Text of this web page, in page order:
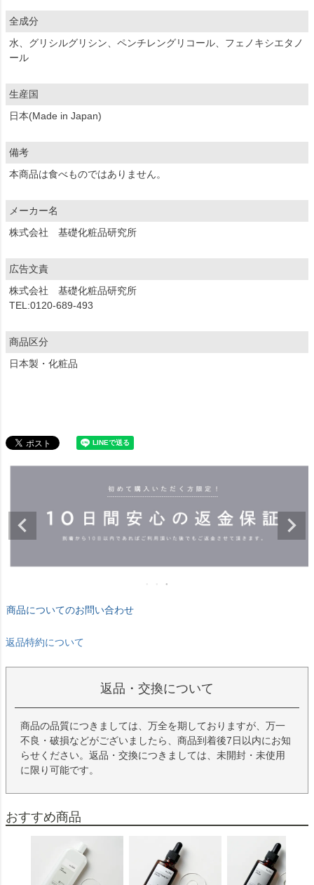
全成分
水、グリシルグリシン、ペンチレングリコール、フェノキシエタノ
ール
生産国
日本(Made in Japan)
備考
本商品は食べものではありません。
メーカー名
株式会社 基礎化粧品研究所
広告文責
株式会社 基礎化粧品研究所
TEL:0120-689-493
商品区分
日本製・化粧品
商品についてのお問い合わせ
商品の品質につきましては、万全を期しておりますが、万一
に限り可能です。
おすすめ商品